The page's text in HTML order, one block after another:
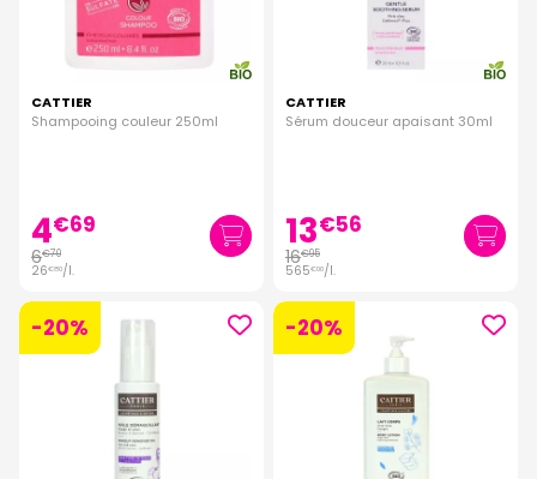
CATTIER
Shampooing couleur 250ml
4€69
6€70
26€80/l.
CATTIER
Sérum douceur apaisant 30ml
13€56
16€95
565€00/l.
-20% -20%